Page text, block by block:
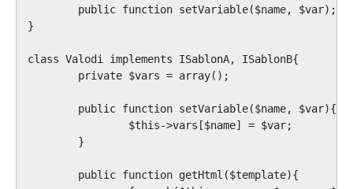
}
class Valodi implements ISablonA, ISablonB{